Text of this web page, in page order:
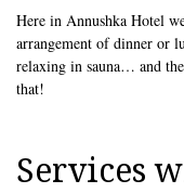
Here in Annushka Hotel
arrangement of dinner or
relaxing in sauna… and
Services